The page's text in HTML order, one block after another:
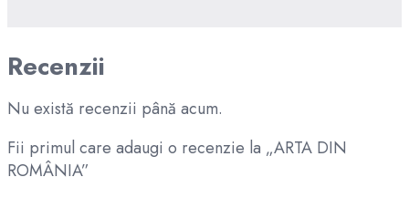
Recenzii
Nu există recenzii până acum.
Fii primul care adaugi o recenzie la „ARTA DIN
ROMÂNIA”